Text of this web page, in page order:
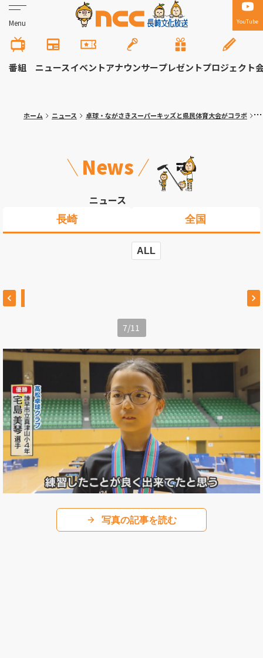
Menu YouTube
番組 ニュースイベントアナウンサープレゼントプロジェクト
ホーム ニュース 卓球・ながさきスーパーキッズと県民体育大会がコラボ
News
ニュース
長崎 全国
ALL
7/11
写真の記事を読む